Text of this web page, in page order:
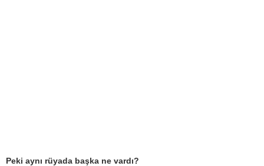
Peki aynı rüyada başka ne vardı?